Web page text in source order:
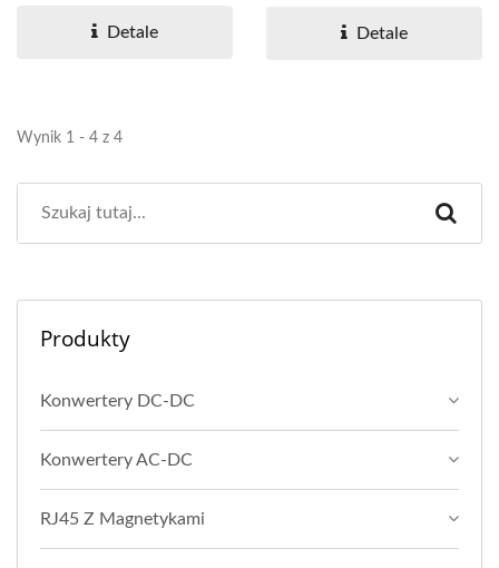
Detale
Detale
Wynik 1 - 4 z 4
Produkty
Konwertery DC-DC
Konwertery AC-DC
RJ45 Z Magnetykami